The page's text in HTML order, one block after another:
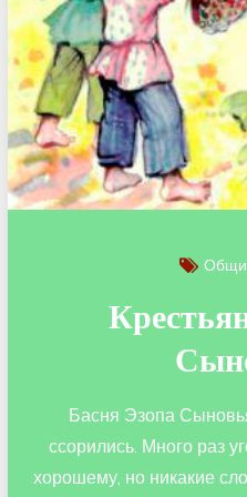
Басня Эзопа
ссорились. Много раз
хорошему, но никакие